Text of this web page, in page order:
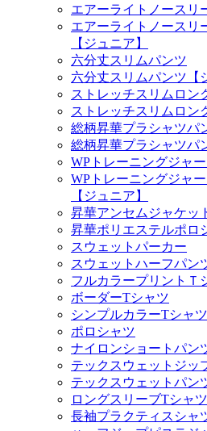
エアーライトノースリ
エアーライトノースリ
【ジュニア】
六分丈スリムパンツ
六分丈スリムパンツ【
ストレッチスリムロン
ストレッチスリムロン
総柄昇華プラシャツパ
総柄昇華プラシャツパ
WPトレーニングジャ
WPトレーニングジャ
【ジュニア】
昇華アンセムジャケッ
昇華ポリエステルポロ
スウェットパーカー
スウェットハーフパン
フルカラープリントＴ
ボーダーTシャツ
シンプルカラーTシャツ
ポロシャツ
ナイロンショートパン
テックスウェットジッ
テックスウェットパン
ロングスリーブTシャツ
長袖プラクティスシャ